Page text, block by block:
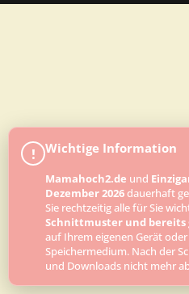
! Wichtige Information
Mamahoch2.de und
Dezember 2026dauerhaft
Sie rechtzeitig alle für Sie
Schnittmuster und bereits
auf Ihrem eigenen Gerät
Speichermedium. Nach der
und Downloads nicht mehr